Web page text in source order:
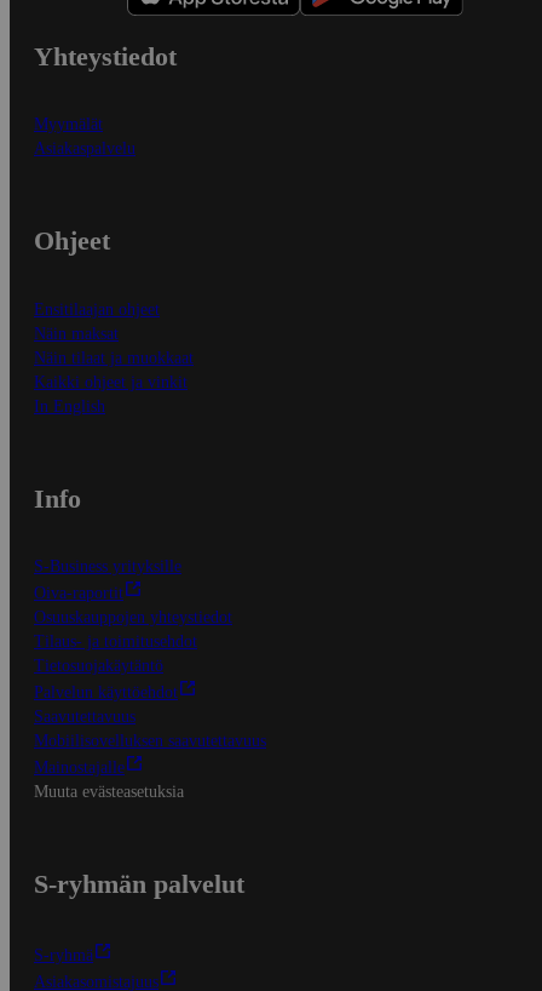
Yhteystiedot
Myymälät
Asiakaspalvelu
Ohjeet
Ensitilaajan ohjeet
Näin maksat
Näin tilaat ja muokkaat
Kaikki ohjeet ja vinkit
In English
Info
S-Business yrityksille
Oiva-raportit
Osuuskauppojen yhteystiedot
Tilaus- ja toimitusehdot
Tietosuojakäytäntö
Palvelun käyttöehdot
Saavutettavuus
Mobiilisovelluksen saavutettavuus
Mainostajalle
Muuta evästeasetuksia
S-ryhmän palvelut
S-ryhmä
Asiakasomistajuus